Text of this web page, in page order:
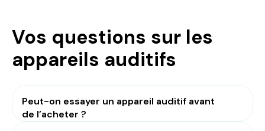
Vos questions sur les
appareils auditifs
Peut-on essayer un appareil auditif avant
de l’acheter ?